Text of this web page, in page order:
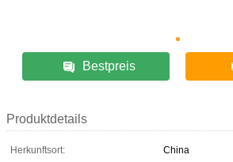
Bestpreis
Produktdetails
Herkunftsort:
China